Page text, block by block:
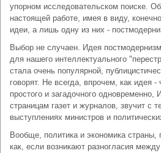
упорном исследовательском поиске.
настоящей работе, имея в виду,
идеи, а лишь одну из них -
Выбор не случаен. Идея
для нашего интеллектуального
стала очень популярной,
говорят. Не всегда, впрочем, как идея
простого и загадочного одновременно,
страницам газет и журналов, звучит с
выступлениях министров и
Вообще, политика и экономика
как, если возникают разногласия